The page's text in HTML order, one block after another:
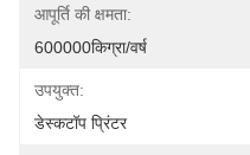
आपूर्ति की क्षमता:
600000किग्रा/वर्ष
उपयुक्त:
डेस्कटॉप प्रिंटर